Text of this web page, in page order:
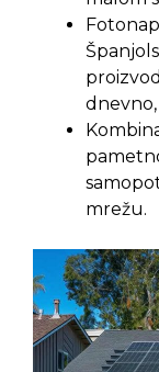
mrežu.